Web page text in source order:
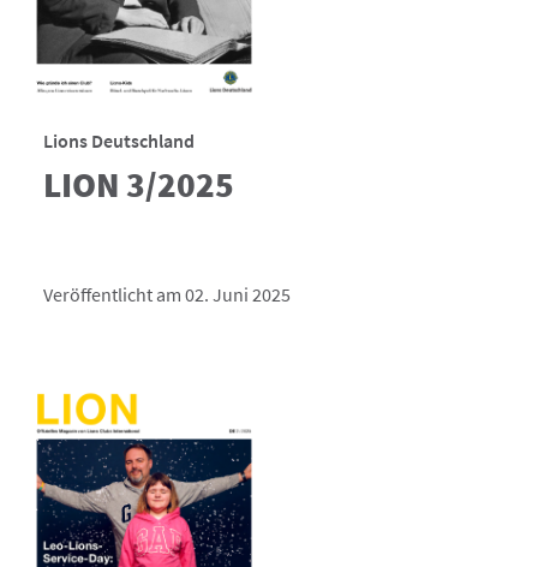
Lions Deutschland
LION 3/2025
Veröffentlicht am 02. Juni 2025